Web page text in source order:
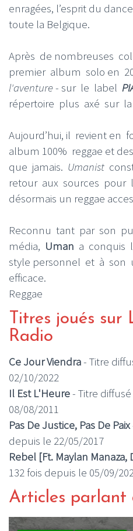
enragées, l’esprit du
toute la Belgique.
Après de nombreuses
premier album solo en
l'aventure- sur le label
répertoire plus axé sur
Aujourd’hui, il revient en
album 100% reggae et
que jamais. Umanist
retour aux sources pour
désormais un reggae
Reconnu tant par son
média, Uman a conquis
style personnel et à son
efficace.
Reggae
Titres joués sur
Radio
Ce Jour Viendra- Titre
02/10/2022
Il Est L'Heure- Titre
08/08/2011
Pas De Justice, Pas De Paix
depuis le 22/05/2017
Rebel [Ft. Maylan Manaza,
132 fois depuis le 05/09/
Articles parlant